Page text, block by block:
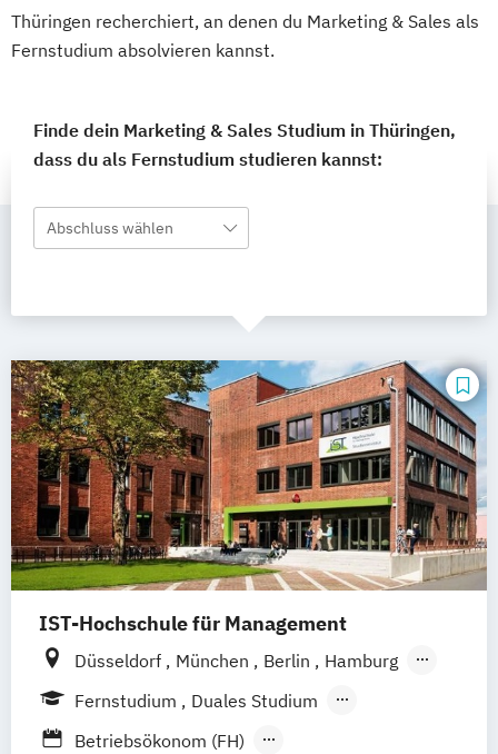
Thüringen recherchiert, an denen du Marketing & Sales als
Fernstudium absolvieren kannst.
Finde dein Marketing & Sales Studium in Thüringen,
dass du als Fernstudium studieren kannst:
Abschluss wählen
IST-Hochschule für Management
Düsseldorf München Berlin
Hamburg
Weil am Rhein
Frankfurt am Main
Fernstudium
Duales Studium
Fernlehrgang
Betriebsökonom (FH)